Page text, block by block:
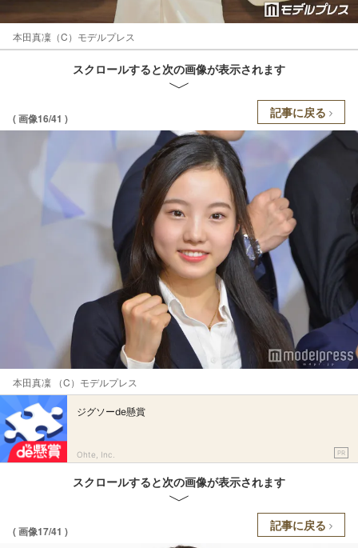
本田真凜（C）モデルプレス
スクロールすると次の画像が表示されます
( 画像16/41 ) 記事に戻る
本田真凜 （C）モデルプレス
ジグソーde懸賞
Ohte, Inc. PR
スクロールすると次の画像が表示されます
( 画像17/41 ) 記事に戻る